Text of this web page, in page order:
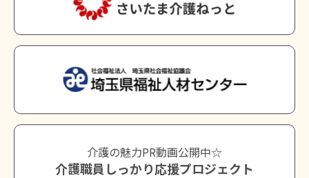
介護の魅力PR動画公開中☆
介護職員しっかり応援プロジェクト